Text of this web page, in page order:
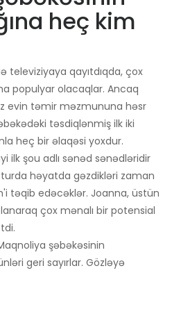
heç kim
televiziyaya qayıtdıqda, çox
populyar olacaqlar. Ancaq
evin təmir məzmununa həsr
təsdiqlənmiş ilk iki
heç bir əlaqəsi yoxdur.
ilk şou adlı sənəd sənədləridir
həyatda gəzdikləri zaman
təqib edəcəklər. Joanna, üstün
çox mənalı bir potensial
şəbəkəsinin
geri sayırlar. Gözləyə